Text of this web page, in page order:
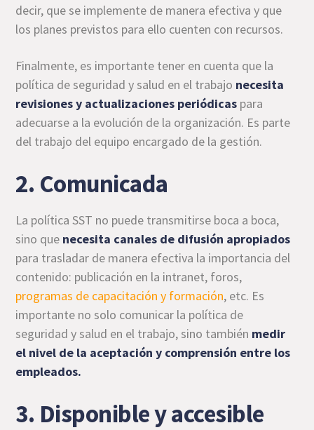
decir, que se implemente de manera efectiva y que
los planes previstos para ello cuenten con recursos.
Finalmente, es importante tener en cuenta que la
política de seguridad y salud en el trabajo necesita
revisiones y actualizaciones periódicas para
adecuarse a la evolución de la organización. Es parte
del trabajo del equipo encargado de la gestión.
2. Comunicada
La política SST no puede transmitirse boca a boca,
sino que necesita canales de difusión apropiados
para trasladar de manera efectiva la importancia del
contenido: publicación en la intranet, foros,
programas de capacitación y formación, etc. Es
importante no solo comunicar la política de
seguridad y salud en el trabajo, sino también medir
el nivel de la aceptación y comprensión entre los
empleados.
3. Disponible y accesible